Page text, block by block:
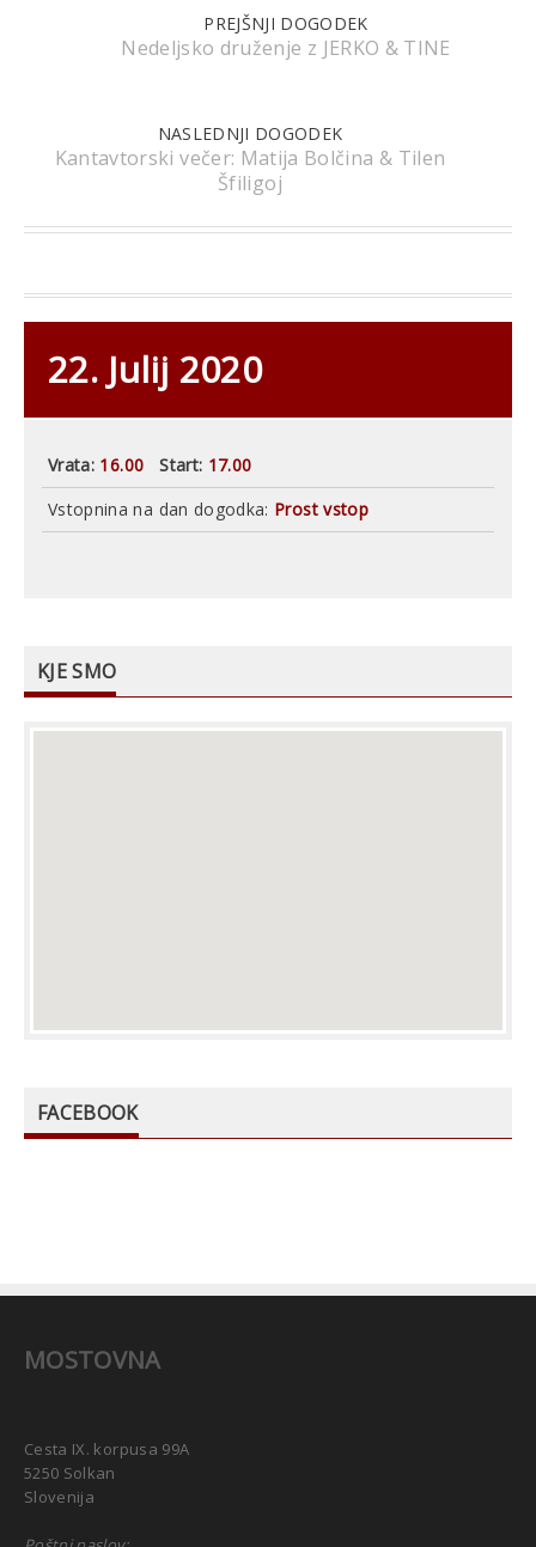
PREJŠNJI DOGODEK
Nedeljsko druženje z JERKO & TINE
NASLEDNJI DOGODEK
Kantavtorski večer: Matija Bolčina & Tilen
Šfiligoj
22. Julij 2020
Vrata: 16.00 Start: 17.00
Vstopnina na dan dogodka: Prost vstop
KJE SMO
FACEBOOK
MOSTOVNA
Cesta IX. korpusa 99A
5250 Solkan
Slovenija